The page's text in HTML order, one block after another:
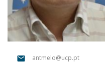
antmelo@ucp.pt